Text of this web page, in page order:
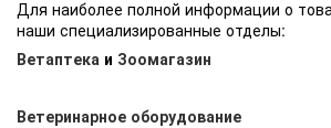
Для наиболее полной информации о
наши специализированные отделы:
Ветаптека и Зоомагазин
Ветеринарное оборудование